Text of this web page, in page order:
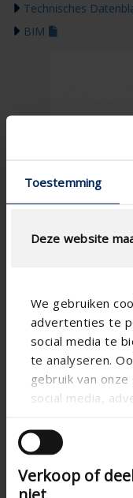
Toestemming
Deze website
We gebruiken
advertenties te
social media te
te analyseren.
gebruik van
social media,
andere
die ze hebben
van hun services.
Verkoop of
niet
Technisches
BIM
Technische